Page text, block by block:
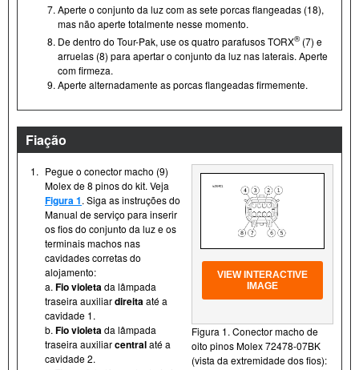
Aperte o conjunto da luz com as sete porcas flangeadas (18),
mas não aperte totalmente nesse momento.
De dentro do Tour- Pak, use os quatro parafusos TORX®(7) e
arruelas (8) para apertar o conjunto da luz nas laterais. Aperte
com firmeza.
Aperte alternadamente as porcas flangeadas firmemente.
Fiação
1. Pegue o conector macho (9)
Molex de 8 pinos do kit. Veja
Figura 1. Siga as instruções do
Manual de serviço para inserir
os fios do conjunto da luz e os
terminais machos nas
cavidades corretas do
alojamento:
a. Fio violetada lâmpada
traseira auxiliardireitaaté a
cavidade 1.
b. Fio violetada lâmpada
traseira auxiliarcentralaté a
cavidade 2.
VIEW INTERACTIVE
IMAGE
Figura 1. Conector macho de
oito pinos Molex 72478-07BK
(vista da extremidade dos fios):